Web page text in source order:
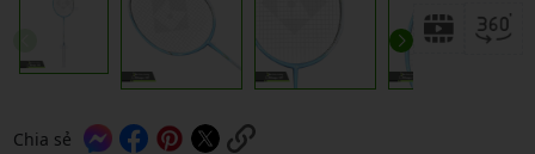
Chia sẻ